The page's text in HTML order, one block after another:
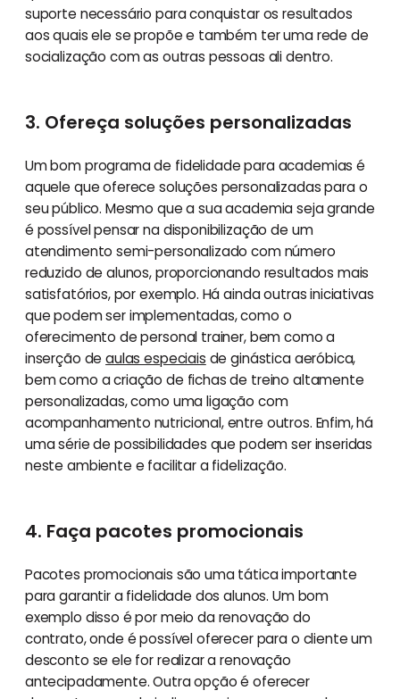
suporte necessário para conquistar os resultados
aos quais ele se propõe e também ter uma rede de
socialização com as outras pessoas ali dentro.
3. Ofereça soluções personalizadas
Um bom programa de fidelidade para academias é
aquele que oferece soluções personalizadas para o
seu público. Mesmo que a sua academia seja grande
é possível pensar na disponibilização de um
atendimento semi-personalizado com número
reduzido de alunos, proporcionando resultados mais
satisfatórios, por exemplo. Há ainda outras iniciativas
que podem ser implementadas, como o
oferecimento de personal trainer, bem como a
inserção deaulas especiais de ginástica aeróbica,
bem como a criação de fichas de treino altamente
personalizadas, como uma ligação com
acompanhamento nutricional, entre outros. Enfim, há
uma série de possibilidades que podem ser inseridas
neste ambiente e facilitar a fidelização.
4. Faça pacotes promocionais
Pacotes promocionais são uma tática importante
para garantir a fidelidade dos alunos. Um bom
exemplo disso é por meio da renovação do
contrato, onde é possível oferecer para o cliente um
desconto se ele for realizar a renovação
antecipadamente. Outra opção é oferecer